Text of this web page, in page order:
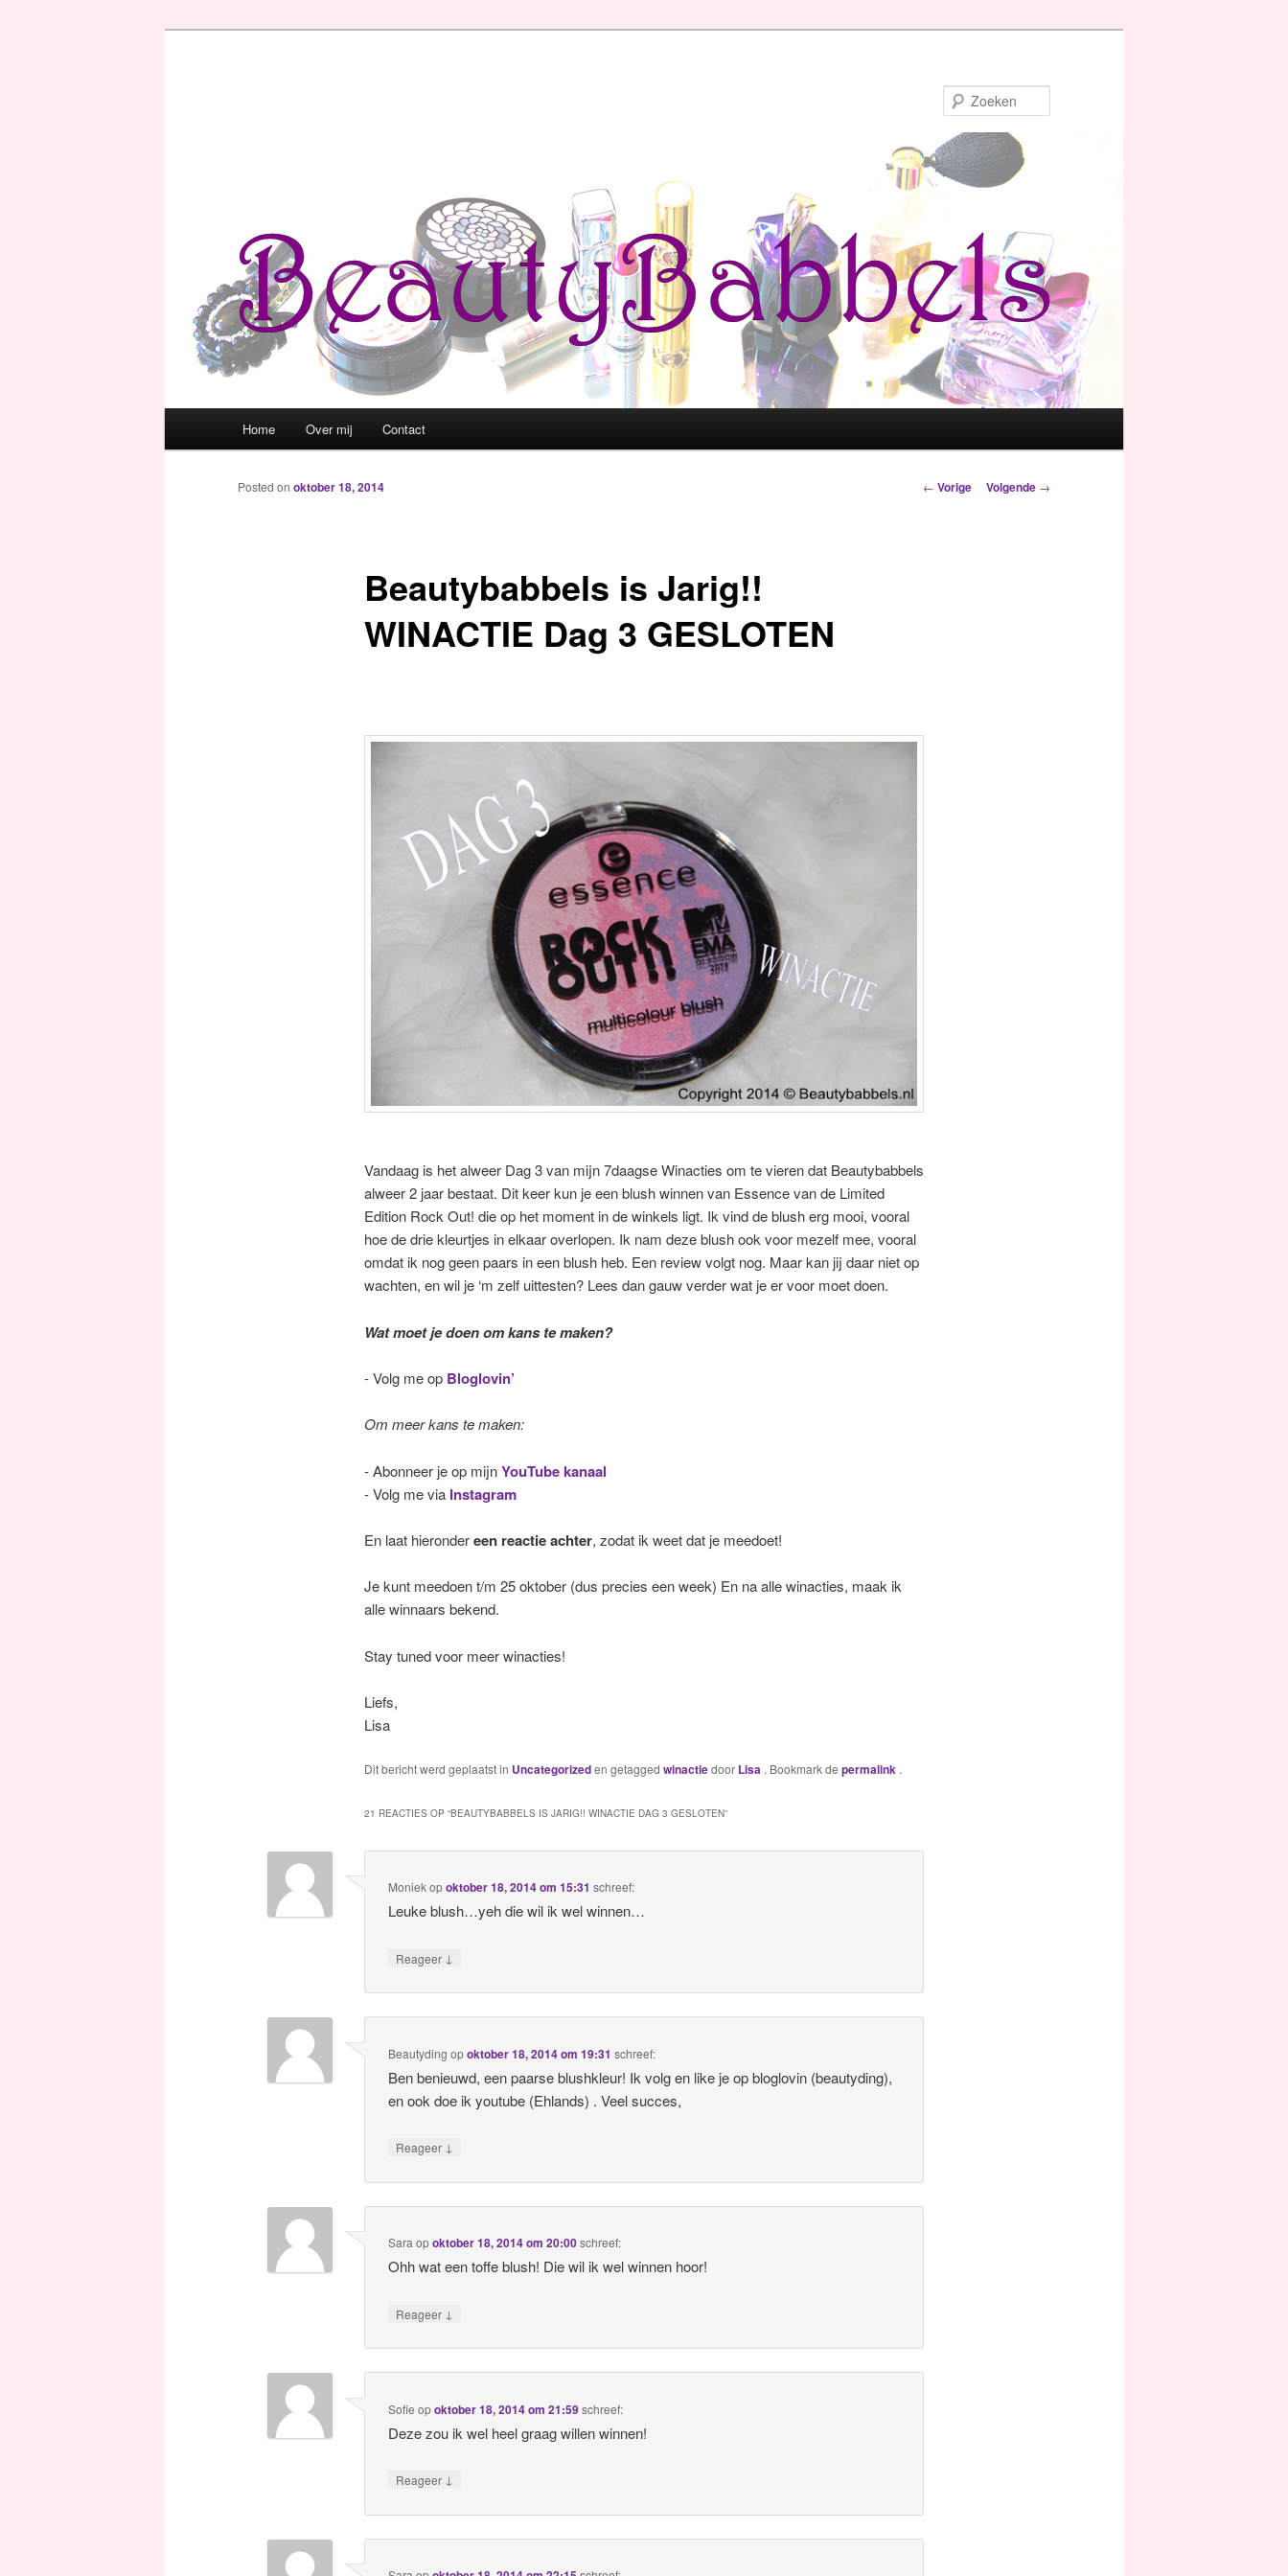
Spring naar de primaire inhoud
Spring naar de secundaire inhoud
Home Over mij Contact
Berichtnavigatie
← Vorige Volgende →
Beautybabbels is Jarig!!
WINACTIE Dag 3 GESLOTEN
Posted on oktober 18, 2014
Vandaag is het alweer Dag 3 van mijn 7daagse Winacties om te vieren dat Beautybabbels
alweer 2 jaar bestaat. Dit keer kun je een blush winnen van Essence van de Limited
Edition Rock Out! die op het moment in de winkels ligt. Ik vind de blush erg mooi, vooral
hoe de drie kleurtjes in elkaar overlopen. Ik nam deze blush ook voor mezelf mee, vooral
omdat ik nog geen paars in een blush heb. Een review volgt nog. Maar kan jij daar niet op
wachten, en wil je ‘m zelf uittesten? Lees dan gauw verder wat je er voor moet doen.
Wat moet je doen om kans te maken?
- Volg me op Bloglovin’
Om meer kans te maken:
- Abonneer je op mijnYouTube kanaal
- Volg me via Instagram
En laat hierondereen reactie achter, zodat ik weet dat je meedoet!
Je kunt meedoen t/m 25 oktober (dus precies een week) En na alle winacties, maak ik
alle winnaars bekend.
Stay tuned voor meer winacties!
Liefs,
Lisa
Dit bericht werd geplaatst in Uncategorizeden getagged winactiedoor Lisa . Bookmark de permalink .
21 REACTIES OP “BEAUTYBABBELS IS JARIG!! WINACTIE DAG 3 GESLOTEN”
Moniekopoktober 18, 2014 om 15:31 schreef:
Leuke blush…yeh die wil ik wel winnen…
Reageer ↓
Beautyding opoktober 18, 2014 om 19:31 schreef:
Ben benieuwd, een paarse blushkleur! Ik volg en like je op bloglovin (beautyding),
en ook doe ik youtube (Ehlands) . Veel succes,
Reageer ↓
Sara opoktober 18, 2014 om 20:00schreef:
Ohh wat een toffe blush! Die wil ik wel winnen hoor!
Reageer ↓
Sofie opoktober 18, 2014 om 21:59schreef:
Deze zou ik wel heel graag willen winnen!
Reageer ↓